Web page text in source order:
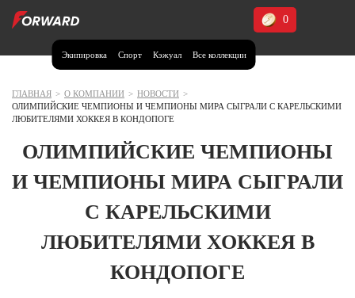
Экипировка Спорт Кэжуал Все коллекции
0
Москва и МО
Волгоградская область (1)
Кемеровская область (2)
ГЛАВНАЯ > О КОМПАНИИ > НОВОСТИ >
ОЛИМПИЙСКИЕ ЧЕМПИОНЫ И ЧЕМПИОНЫ МИРА СЫГРАЛИ С КАРЕЛЬСКИМИ
ЛЮБИТЕЛЯМИ ХОККЕЯ В КОНДОПОГЕ
ОЛИМПИЙСКИЕ ЧЕМПИОНЫ
И ЧЕМПИОНЫ МИРА СЫГРАЛИ
С КАРЕЛЬСКИМИ
ЛЮБИТЕЛЯМИ ХОККЕЯ В
КОНДОПОГЕ